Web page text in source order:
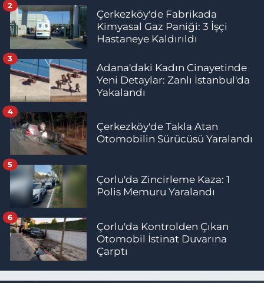
Çerkezköy'de Fabrikada
Kimyasal Gaz Paniği: 3 İşçi
Hastaneye Kaldırıldı
2
Adana'daki Kadın Cinayetinde
Yeni Detaylar: Zanlı İstanbul'da
Yakalandı
3
Çerkezköy'de Takla Atan
Otomobilin Sürücüsü Yaralandı
4
Çorlu'da Zincirleme Kaza: 1
Polis Memuru Yaralandı
5
Çorlu'da Kontrolden Çıkan
Otomobil İstinat Duvarına
Çarptı
6